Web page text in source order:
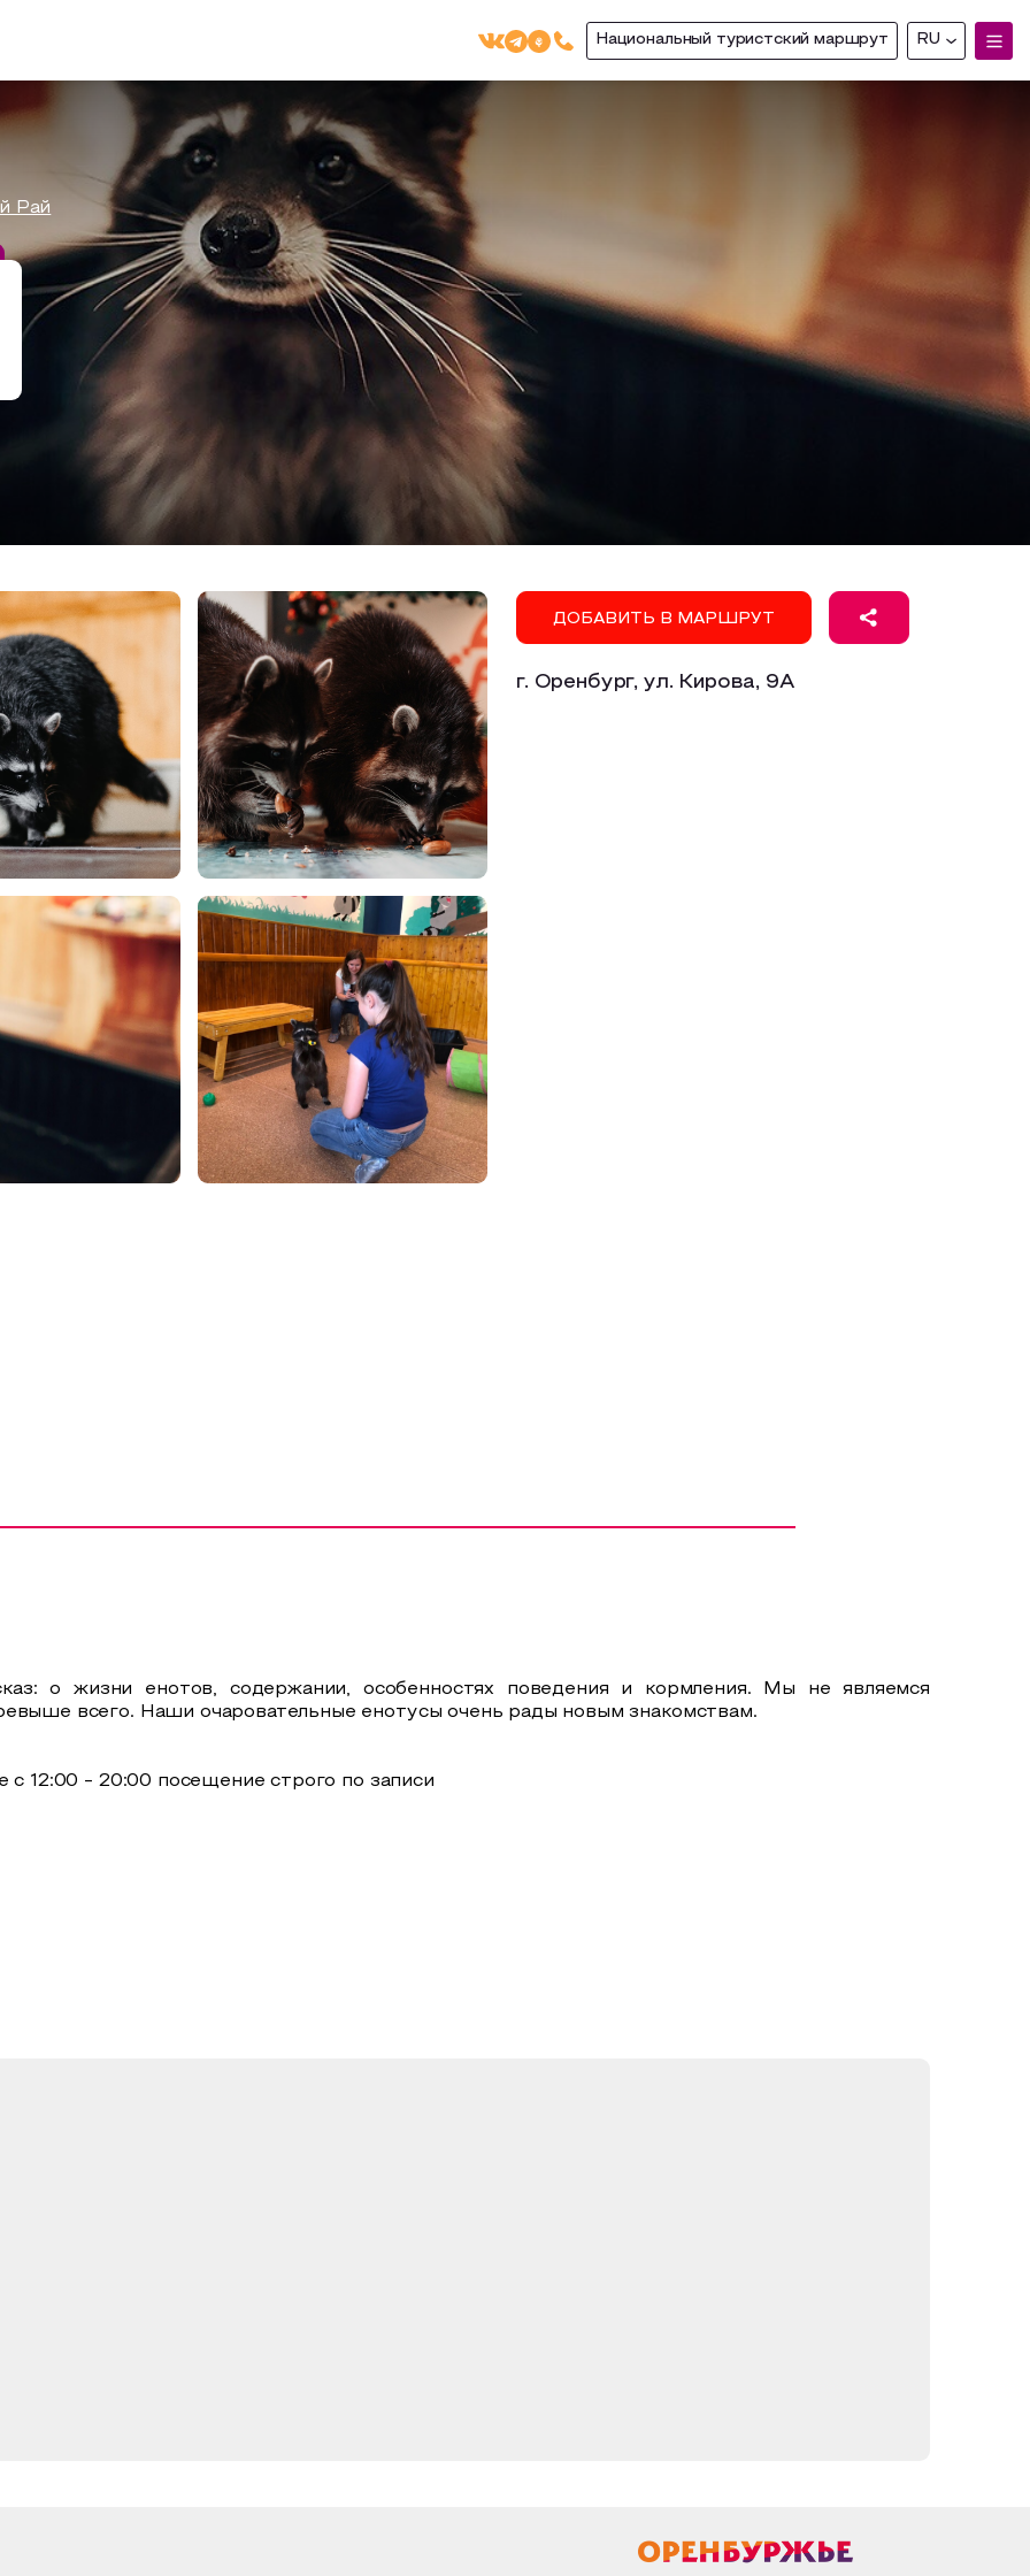
Национальный туристский маршрут RU
Рай
ДОБАВИТЬ В МАРШРУТ
г. Оренбург, ул. Кирова, 9А
о жизни енотов, содержании, особенностях поведения и кормления. Мы не являемся
всего. Наши очаровательные енотусы очень рады новым знакомствам.
с 12:00 - 20:00 посещение строго по записи